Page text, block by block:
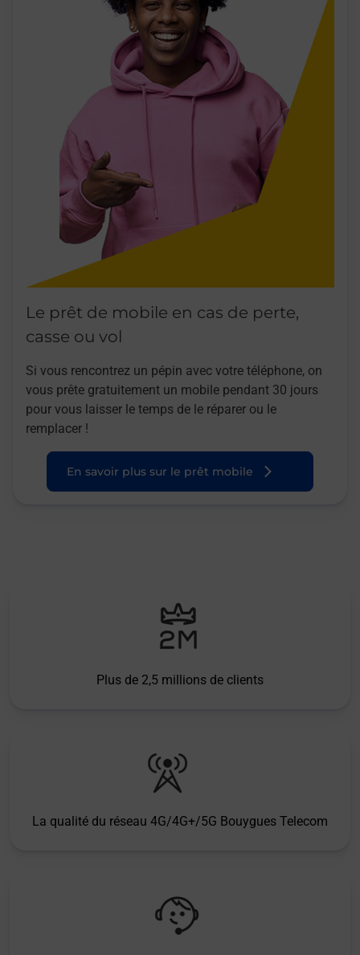
Le prêt de mobile en cas de perte,
casse ou vol
Si vous rencontrez un pépin avec votre téléphone, on
vous prête gratuitement un mobile pendant 30 jours
pour vous laisser le temps de le réparer ou le
remplacer !
En savoir plus sur le prêt mobile
Plus de 2,5 millions de clients
La qualité du réseau 4G/4G+/5G Bouygues Telecom